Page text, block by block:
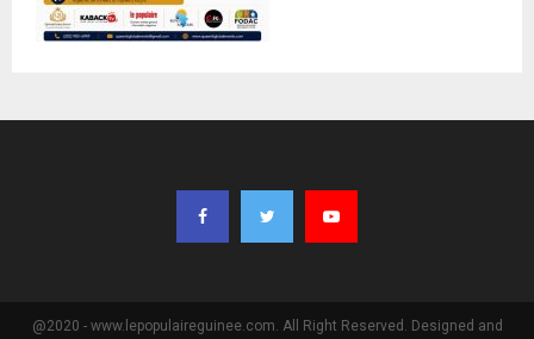
@2020 - www.lepopulaireguinee.com. All Right Reserved. Designed and